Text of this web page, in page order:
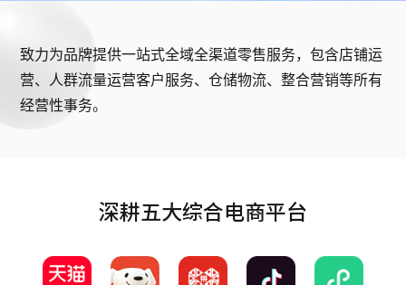
致力为品牌提供一站式全域全渠道零售服务，包含店铺运
营、人群流量运营客户服务、仓储物流、整合营销等所有
经营性事务。
深耕五大综合电商平台